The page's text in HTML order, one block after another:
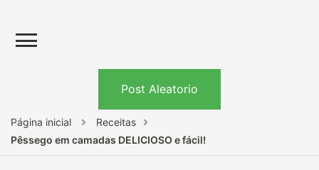
Post Aleatorio
Página inicial
Receitas
Pêssego em camadas DELICIOSO e fácil!